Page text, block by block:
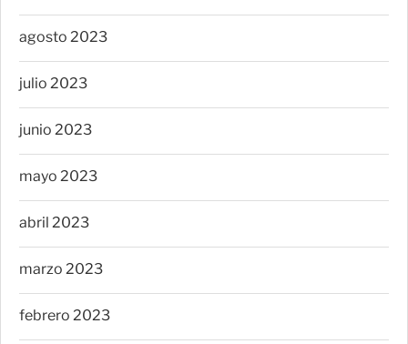
agosto 2023
julio 2023
junio 2023
mayo 2023
abril 2023
marzo 2023
febrero 2023